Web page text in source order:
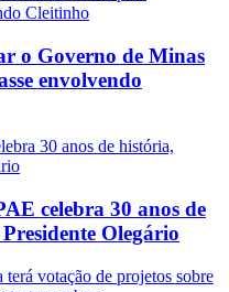
o Governo de Minas
envolvendo
celebra 30 anos de
Olegário